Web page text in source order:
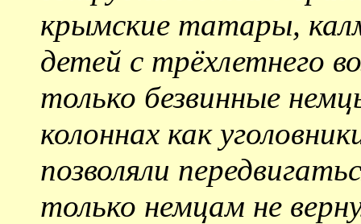
крымские татары,
детей с трёхлетнего
только безвинные
колоннах как
позволяли
только немцам не